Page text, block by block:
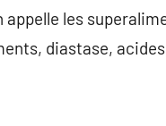
appelle les
diastase,